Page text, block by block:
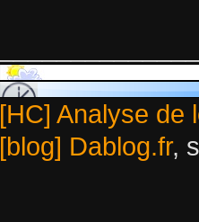
[HC] Analyse de
[blog] Dablog.fr,